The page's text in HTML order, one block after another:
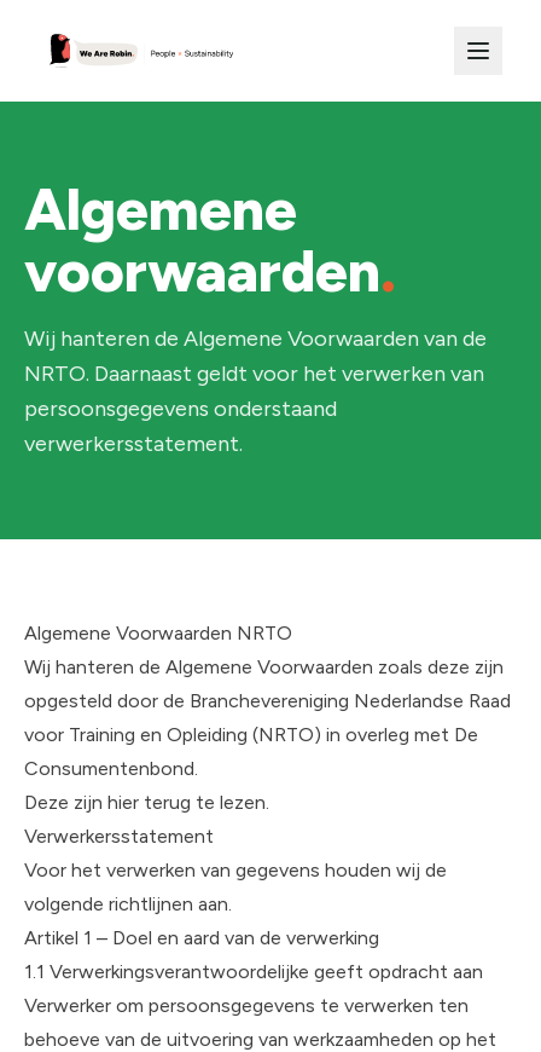
Algemene
voorwaarden.
Wij hanteren de Algemene Voorwaarden van de
NRTO. Daarnaast geldt voor het verwerken van
persoonsgegevens onderstaand
verwerkersstatement.
Algemene Voorwaarden NRTO
Wij hanteren de Algemene Voorwaarden zoals deze zijn
opgesteld door de Branchevereniging Nederlandse Raad
voor Training en Opleiding (NRTO) in overleg met De
Consumentenbond.
Deze zijn hier terug te lezen.
Verwerkersstatement
Voor het verwerken van gegevens houden wij de
volgende richtlijnen aan.
Artikel 1 – Doel en aard van de verwerking
1.1 Verwerkingsverantwoordelijke geeft opdracht aan
Verwerker om persoonsgegevens te verwerken ten
behoeve van de uitvoering van werkzaamheden op het